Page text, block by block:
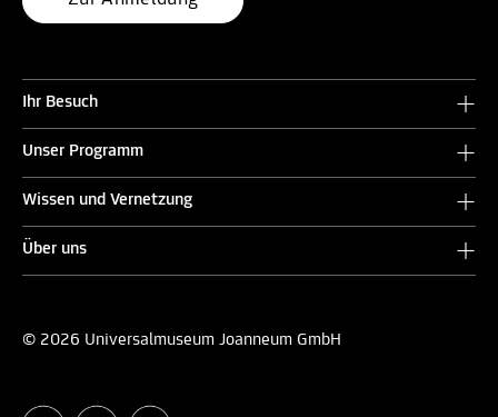
Ihr Besuch
Unser Programm
Wissen und Vernetzung
Über uns
© 2026 Universalmuseum Joanneum GmbH